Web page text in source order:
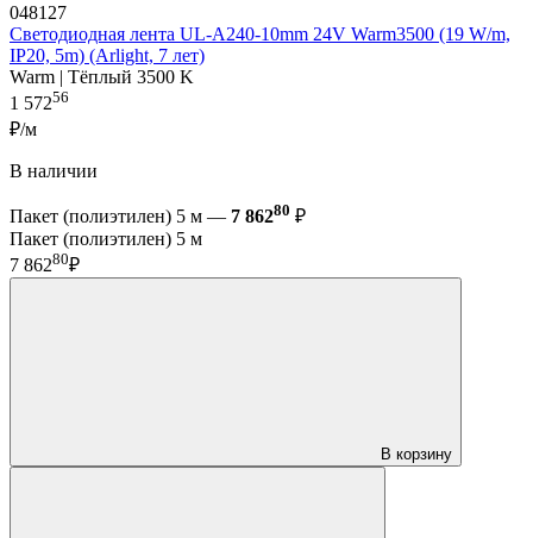
048127
Светодиодная лента UL-A240-10mm 24V Warm3500 (19 W/m,
IP20, 5m) (Arlight, 7 лет)
Warm | Тёплый 3500 K
1 57256
₽/м
В наличии
Пакет (полиэтилен) 5 м — 7 86280 ₽
Пакет (полиэтилен) 5 м
7 86280₽
В корзину